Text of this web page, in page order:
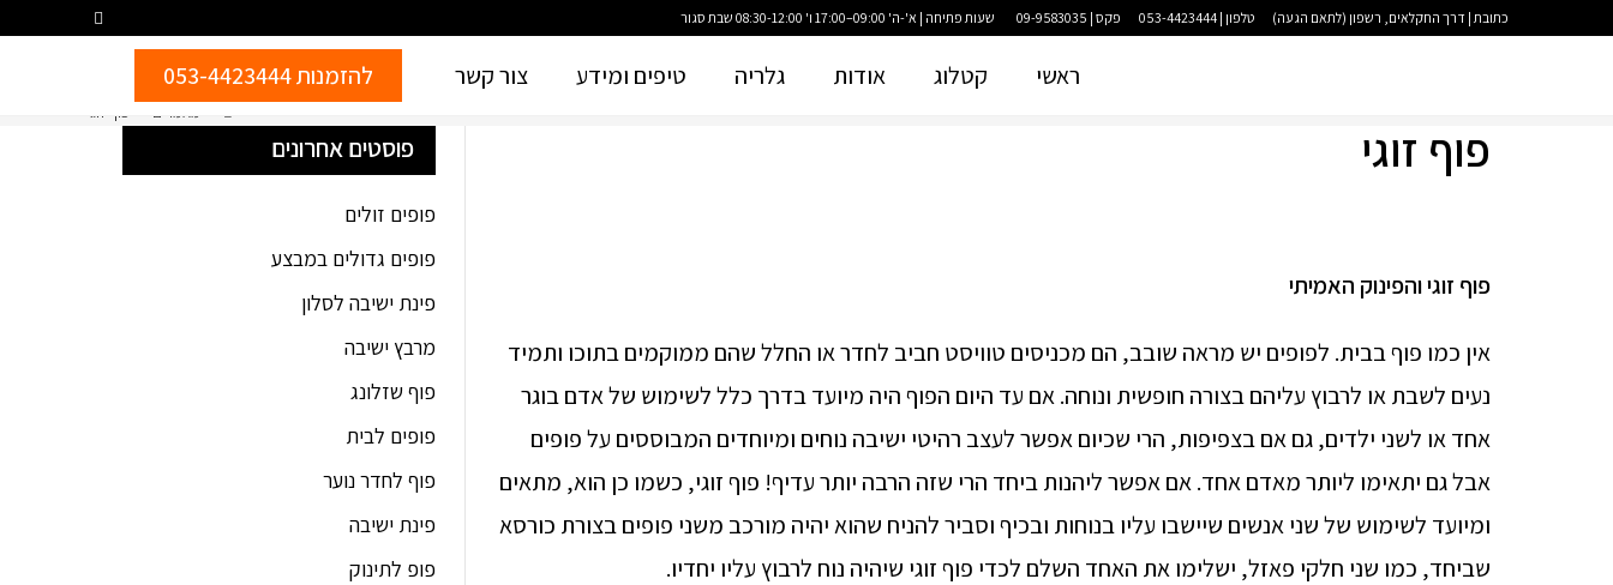
כתובת | דרך החקלאים, רשפון (לתאם הגעה) טלפון | 053-4423444 פקס | 09-9583035 שעות פתיחה | א'-ה' 09:00–17:00 ו' 08:30-12:00 שבת סגור
ראשי קטלוג אודות גלריה טיפים ומידע צור קשר להזמנות 053-4423444
מאמרים פוף זוגי
פוף זוגי
פוף זוגי והפינוק האמיתי
אין כמו פוף בבית. לפופים יש מראה שובב, הם מכניסים טוויסט חביב לחדר או החלל שהם ממוקמים בתוכו ותמיד
נעים לשבת או לרבוץ עליהם בצורה חופשית ונוחה. אם עד היום הפוף היה מיועד בדרך כלל לשימוש של אדם בוגר
אחד או לשני ילדים, גם אם בצפיפות, הרי שכיום אפשר לעצב רהיטי ישיבה נוחים ומיוחדים המבוססים על פופים
אבל גם יתאימו ליותר מאדם אחד. אם אפשר ליהנות ביחד הרי שזה הרבה יותר עדיף! פוף זוגי, כשמו כן הוא, מתאים
ומיועד לשימוש של שני אנשים שיישבו עליו בנוחות ובכיף וסביר להניח שהוא יהיה מורכב משני פופים בצורת כורסא
שביחד, כמו שני חלקי פאזל, ישלימו את האחד השלם לכדי פוף זוגי שיהיה נוח לרבוץ עליו יחדיו.
פוסטים אחרונים
פופים זולים
פופים גדולים במבצע
פינת ישיבה לסלון
מרבץ ישיבה
פוף שזלונג
פופים לבית
פוף לחדר נוער
פינת ישיבה
פופ לתינוק